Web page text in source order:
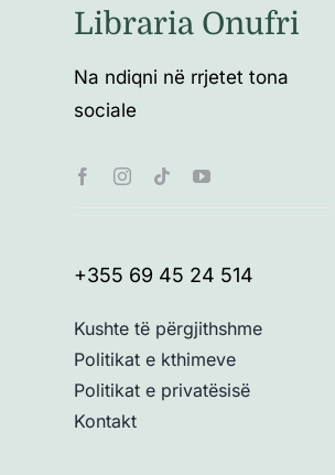
Libraria Onufri
Na ndiqni në rrjetet tona
sociale
+355 69 45 24 514
Kushte të përgjithshme
Politikat e kthimeve
Politikat e privatësisë
Kontakt